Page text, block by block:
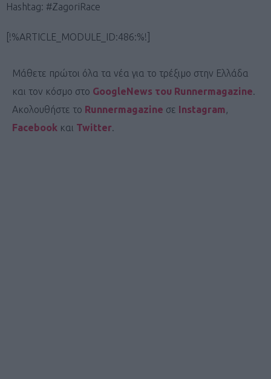
Hashtag: #ZagoriRace
[!%ARTICLE_MODULE_ID:486:%!]
Μάθετε πρώτοι όλα τα νέα για το τρέξιμο στην Ελλάδα
και τον κόσμο στο GoogleNews του Runnermagazine.
Ακολουθήστε το Runnermagazine σε Instagram,
Facebook και Twitter.